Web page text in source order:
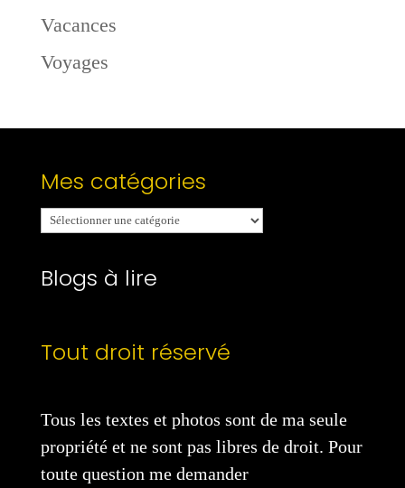
Vacances
Voyages
Mes catégories
Mes
catégories
Blogs à lire
Tout droit réservé
Tous les textes et photos sont de ma seule
propriété et ne sont pas libres de droit. Pour
toute question me demander